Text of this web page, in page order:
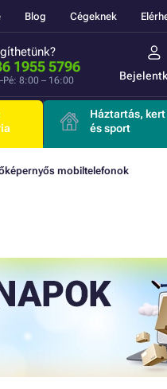
Blog Cégeknek
1955 5796
8:00 – 16:00
Háztartás, kert
és sport
mobiltelefonok